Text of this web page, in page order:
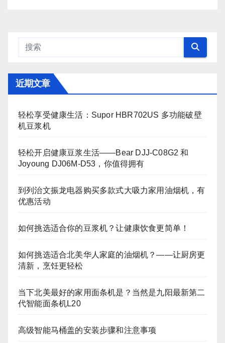
近期文章
轻松享受健康生活：Supor HBR702US 多功能破壁
机豆浆机
轻松开启健康豆浆生活——Bear DJJ‑C08G2 和
Joyoung DJ06M‑D53，你值得拥有
到列治文振龙电器购买多款式大吸力家用油烟机，有
优惠活动
如何挑选适合你的豆浆机？让健康饮食更简单！
如何挑选适合北美华人家庭的油烟机？——让厨房更
清新，烹饪更轻松
当下北美最好的家用面条机是？当然是九阳最新第二
代智能面条机L20
高级智能马桶盖的安装步骤和注意事项